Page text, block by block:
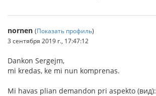
nornen (Показать профиль)
3 сентября 2019 г., 17:47:12
Dankon Sergejm,
mi kredas, ke mi nun komprenas.
Mi havas plian demandon pri aspekto (вид):